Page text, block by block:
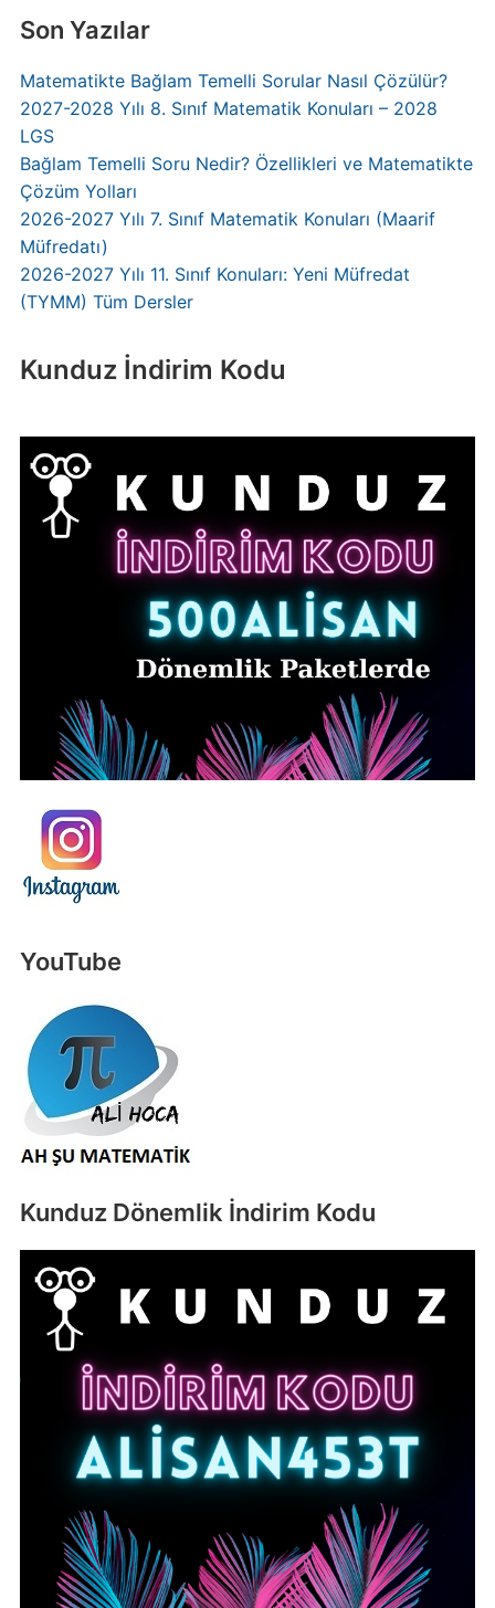
Son Yazılar
Matematikte Bağlam Temelli Sorular Nasıl Çözülür?
2027-2028 Yılı 8. Sınıf Matematik Konuları – 2028
LGS
Bağlam Temelli Soru Nedir? Özellikleri ve Matematikte
Çözüm Yolları
2026-2027 Yılı 7. Sınıf Matematik Konuları (Maarif
Müfredatı)
2026-2027 Yılı 11. Sınıf Konuları: Yeni Müfredat
(TYMM) Tüm Dersler
Kunduz İndirim Kodu
YouTube
Kunduz Dönemlik İndirim Kodu